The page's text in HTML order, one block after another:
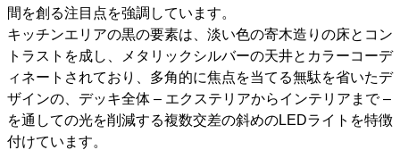
間を創る注目点を強調しています。
キッチンエリアの黒の要素は、淡い色の寄木造りの床とコン
トラストを成し、メタリックシルバーの天井とカラーコーデ
ィネートされており、多角的に焦点を当てる無駄を省いたデ
ザインの、デッキ全体 – エクステリアからインテリアまで –
を通しての光を削減する複数交差の斜めのLEDライトを特徴
付けています。